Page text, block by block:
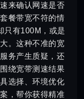
来确认网速是否
餐带宽不符的情
只有100M，或是
。这种不准的宽
务产生质疑，还
绕宽带测速结果
选择、环境优化
，帮你获得精准